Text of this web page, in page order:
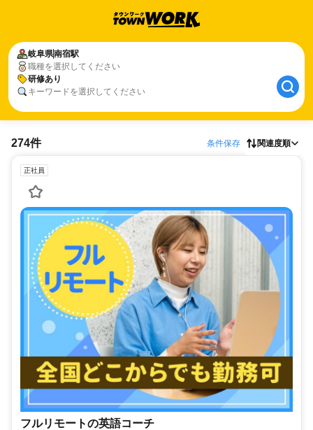
岐阜県南宿駅
職種を選択してください
研修あり
キーワードを選択してください
274件 条件保存 関連度順
正社員
フルリモートの英語コーチ